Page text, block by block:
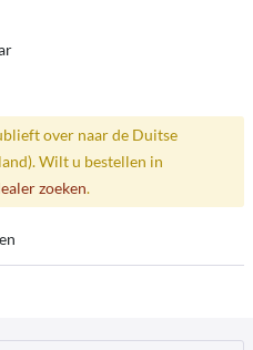
over naar de Duitse
Wilt u bestellen in
zoeken.